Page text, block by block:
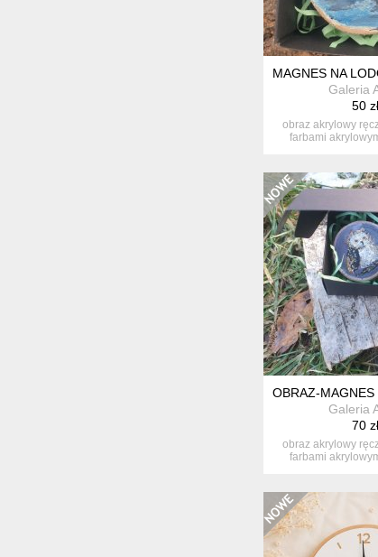
MAGNES NA
Galeria
50 zł
obraz akrylowy
farbami
OBRAZ-MAGNES
Galeria
70 zł
obraz akrylowy
farbami